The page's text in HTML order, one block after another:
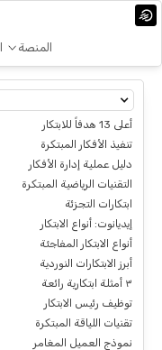
المنصة
أعلى 13 هدفاً للابتكار
تنفيذ الأفكار المبتكرة
دليل عملية إدارة الأفكار
التقنيات الرياضية المبتكرة
ابتكارات التجزئة
إيديانوت: أنواع الابتكار
أنواع الابتكار المفاجئة
أبرز الابتكارات النوردية
٣ أمثلة ابتكارية رائعة
توظيف رئيس الابتكار
تقنيات اللياقة المبتكرة
نموذج العميل المغامر